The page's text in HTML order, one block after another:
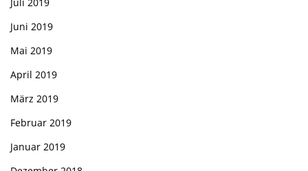
Juni 2019
Mai 2019
April 2019
März 2019
Februar 2019
Januar 2019